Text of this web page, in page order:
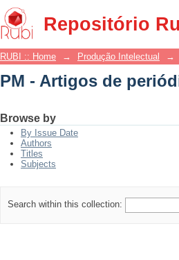
Repositório
PM - Artigos de
RUBI :: Home → Produção Intelectual →
PM - Artigos de
Browse by
By Issue Date
Authors
Titles
Subjects
Search within this collection: